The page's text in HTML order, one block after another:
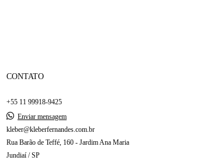
CONTATO
+55 11 99918-9425
Enviar mensagem
kleber@kleberfernandes.com.br
Rua Barão de Teffé, 160 - Jardim Ana Maria
Jundiaí / SP